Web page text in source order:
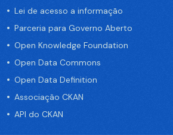
Lei de acesso a informação
Parceria para Governo Aberto
Open Knowledge Foundation
Open Data Commons
Open Data Definition
Associação CKAN
API do CKAN